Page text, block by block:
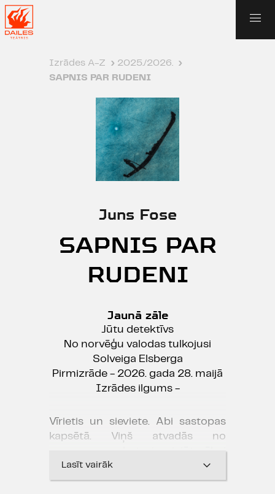
Izrādes A-Z › 2025./2026. ›
SAPNIS PAR RUDENI
Juns Fose
SAPNIS PAR
RUDENI
Jaunā zāle
Jūtu detektīvs
No norvēģu valodas tulkojusi
Solveiga Elsberga
Pirmizrāde - 2026. gada 28. maijā
Izrādes ilgums -
Vīrietis un sieviete. Abi sastopas
kapsētā. Viņš atvadās no
šeit atrasties, īsti nespējot
izskaidrot iemeslu. Iekārei,
Lasīt vairāk